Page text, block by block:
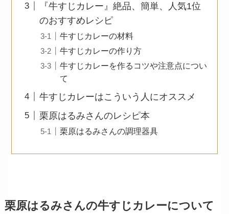
『牛すじカレー』絶品、簡単、人気1位
のおすすめレシピ
牛すじカレーの材料
牛すじカレーの作り方
牛すじカレーを作るコツや注意点につい
て
牛すじカレーはこういう人にオススメ
栗原はるみさんのレシピ本
栗原はるみさんの調理器具
栗原はるみさんの牛すじカレーについて